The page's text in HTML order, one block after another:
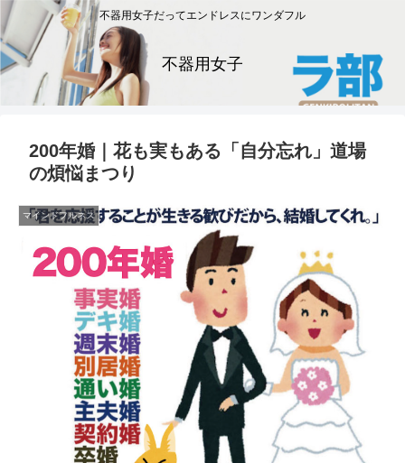
不器用女子だってエンドレスにワンダフル
不器用女子
200年婚｜花も実もある「自分忘れ」道場
の煩悩まつり
マインドフルネス